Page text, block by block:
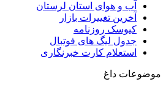
آب و هوای استان لرستان
آخرین تغییرات بازار
کیوسک روزنامه
جدول لیگ های فوتبال
استعلام کارت خبرنگاری
موضوعات داغ